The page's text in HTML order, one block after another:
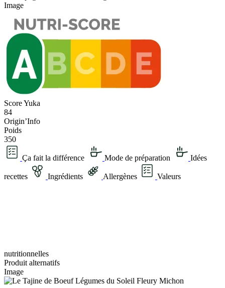
Image
Score Yuka
84
Origin’Info
Poids
350
Ça fait la différence Mode de préparation Idées
recettes Ingrédients Allergènes Valeurs
nutritionnelles
Produit alternatifs
Image